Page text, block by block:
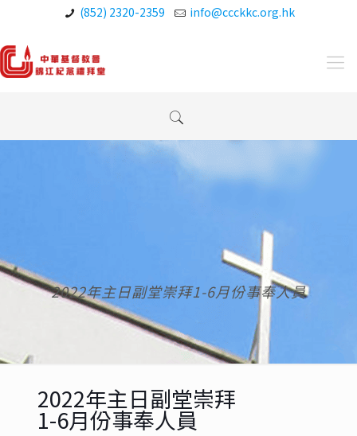
(852) 2320-2359 info@ccckkc.org.hk
2022年主日副堂崇拜1-6月份事奉人員
2022年主日副堂崇拜
1-6月份事奉人員